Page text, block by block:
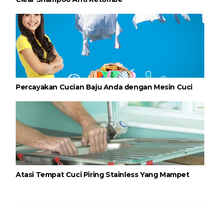
Percayakan Cucian Baju Anda dengan Mesin Cuci
Atasi Tempat Cuci Piring Stainless Yang Mampet